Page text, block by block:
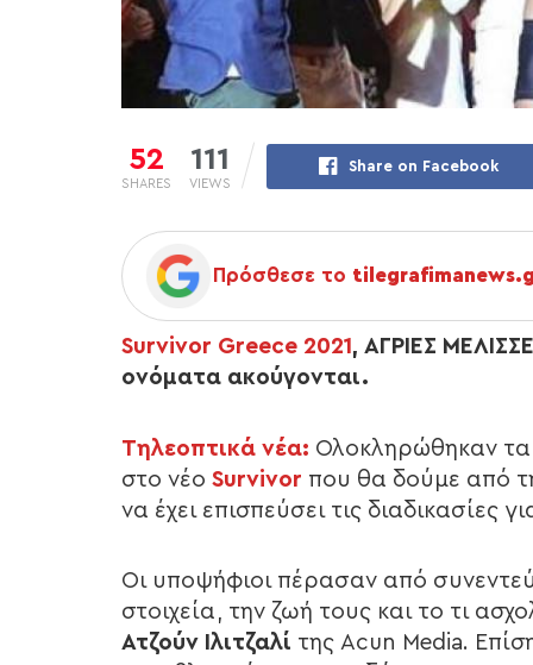
52
SHARES
111
VIEWS
Share on Facebook
Πρόσθεσε το
Survivor Greece 2021 , ΑΓΡΙΕΣ
ονόματα ακούγονται.
Τηλεοπτικά νέα: Ολοκληρώθηκαν τα
στο νέο Survivor που θα δούμε από
να έχει επισπεύσει τις διαδικασίες
Οι υποψήφιοι πέρασαν από
στοιχεία, την ζωή τους και το τι
Ατζούν Ιλιτζαλί της Acun Media.